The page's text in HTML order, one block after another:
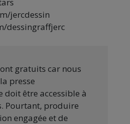
jercdessin
dessingraffjerc
gratuits car nous
presse
doit être accessible à
Pourtant, produire
engagée et de